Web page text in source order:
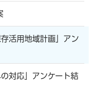
活用地域計画」アン
対応」アンケート結